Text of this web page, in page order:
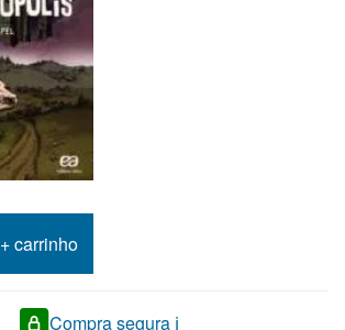
+ carrinho
Compra segura ℹ️